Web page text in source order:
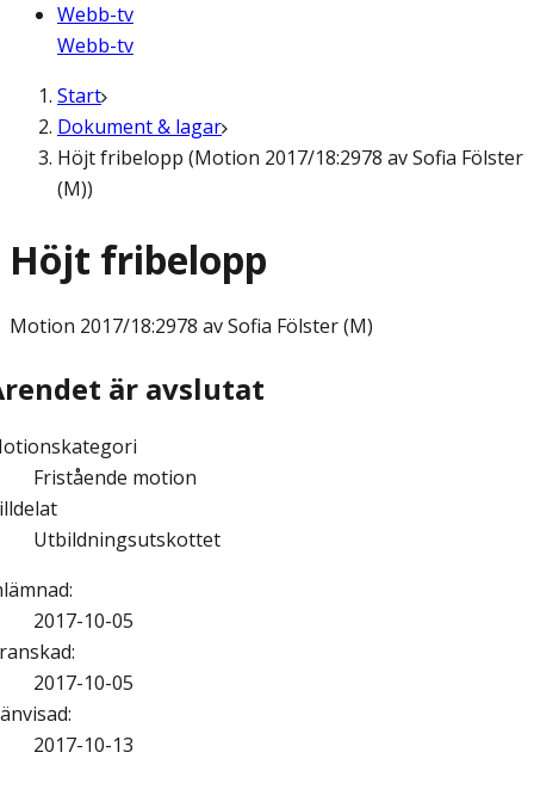
Webb-tv
Webb-tv
Start
Dokument & lagar
Höjt fribelopp (Motion 2017/18:2978 av Sofia Fölster
(M))
Höjt fribelopp
Motion 2017/18:2978 av Sofia Fölster (M)
är avslutat
Fristående motion
Utbildningsutskottet
:
2017-10-05
:
2017-10-05
:
2017-10-13